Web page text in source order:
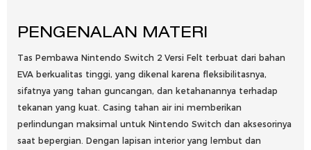
PENGENALAN MATERI
Tas Pembawa Nintendo Switch 2 Versi Felt terbuat dari bahan
EVA berkualitas tinggi, yang dikenal karena fleksibilitasnya,
sifatnya yang tahan guncangan, dan ketahanannya terhadap
tekanan yang kuat. Casing tahan air ini memberikan
perlindungan maksimal untuk Nintendo Switch dan aksesorinya
saat bepergian. Dengan lapisan interior yang lembut dan